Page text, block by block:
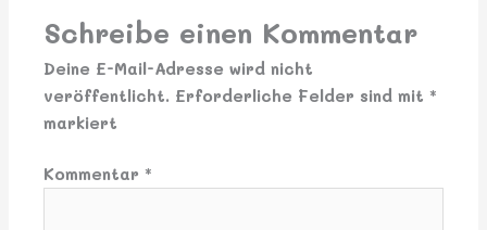
Schreibe einen Kommentar
Deine E-Mail-Adresse wird nicht
veröffentlicht. Erforderliche Felder sind mit*
markiert
Kommentar*